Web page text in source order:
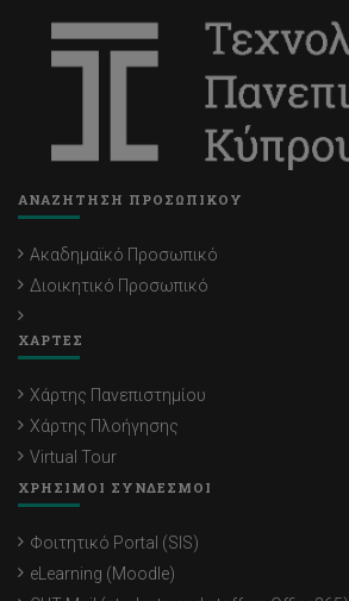
ΑΝΑΖΗΤΗΣΗ ΠΡΟΣΩΠΙΚΟΥ
Ακαδημαϊκό Προσωπικό
Διοικητικό Προσωπικό
ΧΑΡΤΕΣ
Χάρτης Πανεπιστημίου
Χάρτης Πλοήγησης
Virtual Tour
ΧΡΗΣΙΜΟΙ ΣΥΝΔΕΣΜΟΙ
Φοιτητικό Portal (SIS)
eLearning (Moodle)